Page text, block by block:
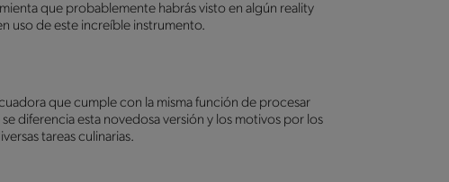
que probablemente habrás visto en algún reality
uso de este increíble instrumento.
que cumple con la misma función de procesar
diferencia esta novedosa versión y los motivos por los
tareas culinarias.